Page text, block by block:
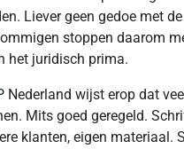
Liever geen gedoe met de
stoppen daarom
het juridisch prima.
Nederland wijst erop dat
Mits goed geregeld.
klanten, eigen materiaal.